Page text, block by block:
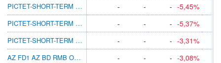
PICTET-SHORT-TERM MONEY MARKET JPY I
- - - -5,45%
PICTET-SHORT-TERM MONEY MARKET JPY-Z
- - - -5,37%
PICTET-SHORT-TERM MONEY MARKET JPY J
- - - -3,31%
AZ FD1 AZ BD RMB OPP A-INS EUR C
- - - -3,08%